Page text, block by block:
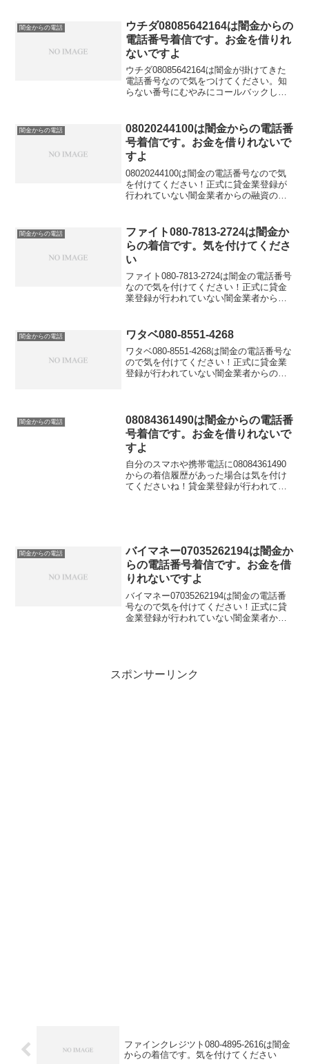
闇金からの電話
ウチダ08085642164は闇金からの
電話番号着信です。お金を借りれ
ないですよ
ウチダ08085642164は闇金が掛けてきた
電話番号なので気をつけてください。知
らない番号にむやみにコールバックした
詐欺などの金融被害に遭う可能性もあり
ます。どうしてもお金を借りたい！とい
う場合には給料ファクタリングという新
しい方法をお勧めします。これなら審査
を気にせず現金を調達できますよ。
闇金からの電話
08020244100は闇金からの電話番
号着信です。お金を借りれないで
すよ
08020244100は闇金の電話番号なので気
を付けてください！正式に貸金業登録が
行われていない闇金業者からの融資の勧
「今ならすぐにご融資可能なので条件だ
けでも聞いてくださ...
闇金からの電話
ファイト080-7813-2724は闇金か
らの着信です。気を付けてくださ
い
ファイト080-7813-2724は闇金の電話番号
なので気を付けてください！正式に貸金
業登録が行われていない闇金業者からの
か？」「今ならすぐにご融資可能なので
条件だけでも...
闇金からの電話 ワタベ080-8551-4268
ワタベ080-8551-4268は闇金の電話番号な
ので気を付けてください！正式に貸金業
登録が行われていない闇金業者からの融
条件だけでも聞...
闇金からの電話
08084361490は闇金からの電話番
号着信です。お金を借りれないで
すよ
自分のスマホや携帯電話に08084361490
からの着信履歴があった場合は気を付け
てくださいね！貸金業登録が行われてい
闇金からの電話
バイマネー07035262194は闇金か
らの電話番号着信です。お金を借
りれないですよ
バイマネー07035262194は闇金の電話番
号なので気を付けてください！正式に貸
金業登録が行われていない闇金業者から
スポンサーリンク
ファインクレジツト080-4895-2616は闇金
からの着信です。気を付けてください